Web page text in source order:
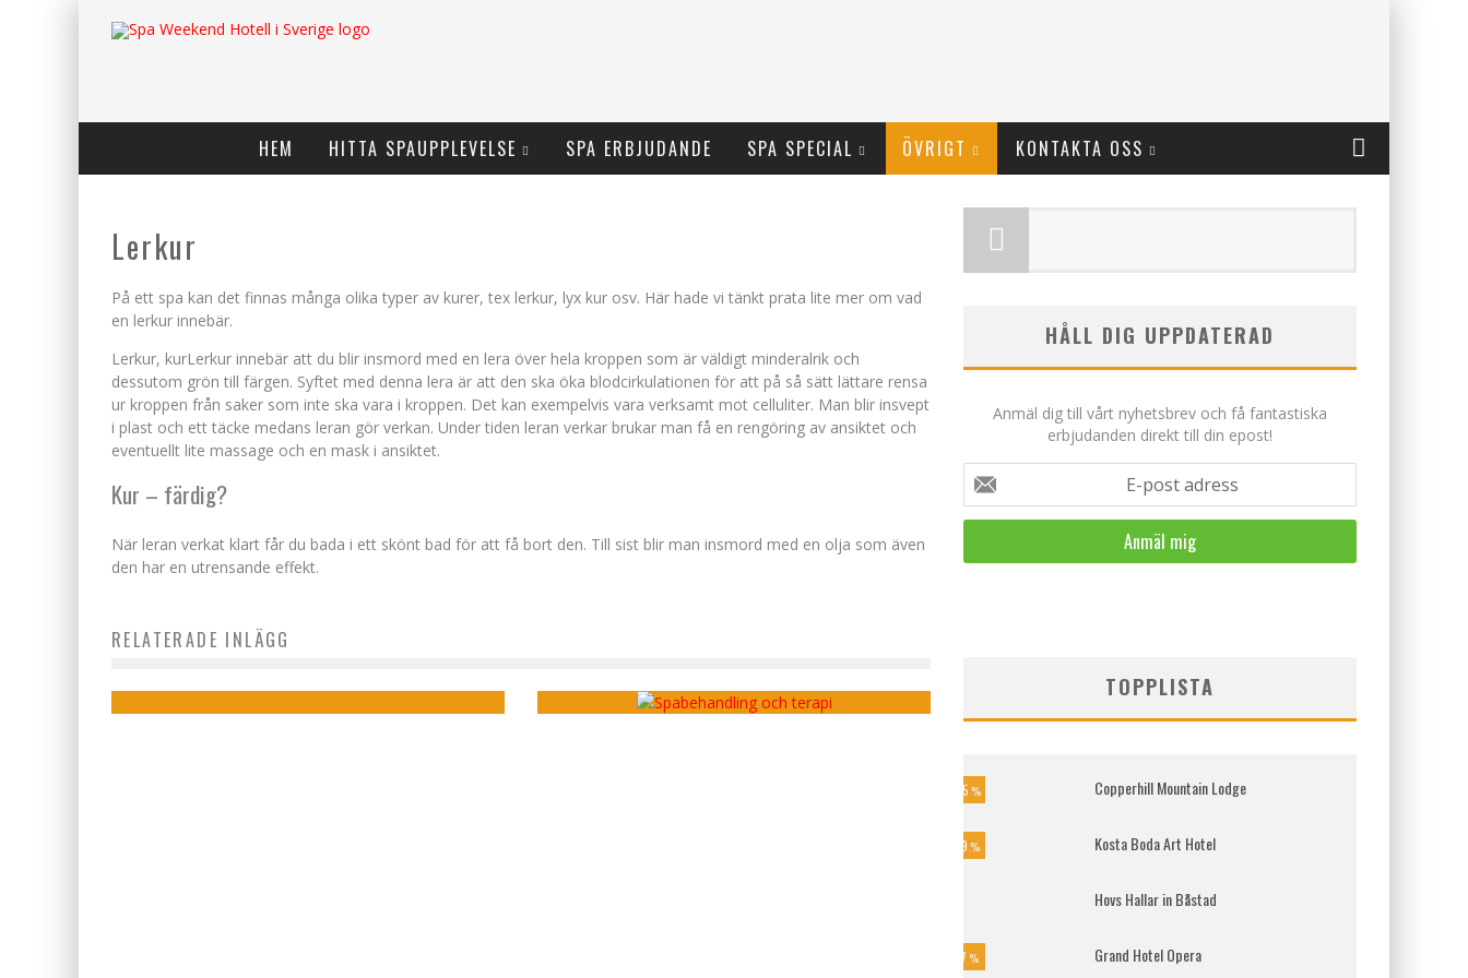
HEM HITTA SPAUPPLEVELSE SPA ERBJUDANDE SPA SPECIAL ÖVRIGT KONTAKTA OSS
Lerkur
På ett spa kan det finnas många olika typer av kurer, tex lerkur, lyx kur osv. Här hade vi tänkt prata lite mer om vad
en lerkur innebär.
Lerkur, kurLerkur innebär att du blir insmord med en lera över hela kroppen som är väldigt minderalrik och
dessutom grön till färgen. Syftet med denna lera är att den ska öka blodcirkulationen för att på så sätt lättare rensa
ur kroppen från saker som inte ska vara i kroppen. Det kan exempelvis vara verksamt mot celluliter. Man blir insvept
i plast och ett täcke medans leran gör verkan. Under tiden leran verkar brukar man få en rengöring av ansiktet och
eventuellt lite massage och en mask i ansiktet.
Kur – färdig?
När leran verkat klart får du bada i ett skönt bad för att få bort den. Till sist blir man insmord med en olja som även
den har en utrensande effekt.
RELATERADE INLÄGG
En lyxig weekend i Stockholm: Spa och
HÅLL DIG UPPDATERAD
Anmäl dig till vårt nyhetsbrev och få fantastiska
erbjudanden direkt till din epost!
E-post adress
TOPPLISTA
45 % Copperhill Mountain Lodge
79 % Kosta Boda Art Hotel
Hovs Hallar in Båstad
17 % Grand Hotel Opera